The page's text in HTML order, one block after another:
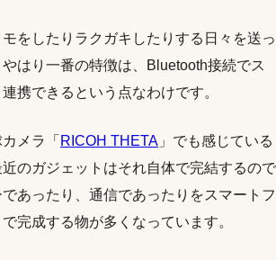
をしたりラクガキしたりする日々を送っ
はり一番の特徴は、Bluetooth接続でス
携できるという点なわけです。
メラ「 RICOH THETA 」でも感じている
のガジェットはそれ自体で完結するので
あったり、通信であったりをスマートフ
完成する物が多くなっています。